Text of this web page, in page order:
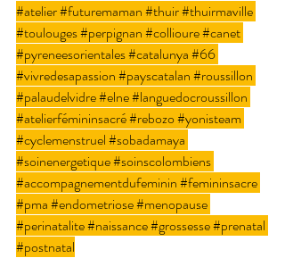
#atelier#futuremaman#thuir#thuirmaville
#toulouges#perpignan#collioure#canet
#pyreneesorientales#catalunya#66
#vivredesapassion#payscatalan#roussillon
#palaudelvidre#elne#languedocroussillon
#atelierfémininsacré#rebozo#yonisteam
#cyclemenstruel#sobadamaya
#soinenergetique#soinscolombiens
#accompagnementdufeminin#femininsacre
#pma#endometriose#menopause
#perinatalite#naissance#grossesse#prenatal
#postnatal